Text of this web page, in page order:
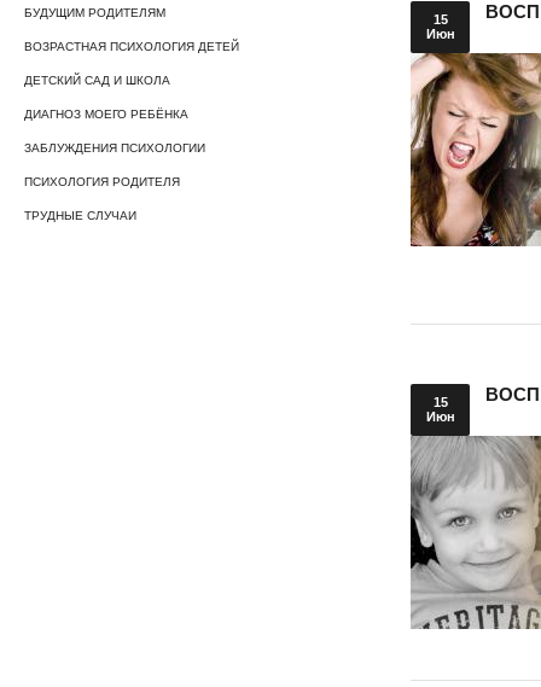
БУДУЩИМ РОДИТЕЛЯМ
ВОЗРАСТНАЯ ПСИХОЛОГИЯ ДЕТЕЙ
ДЕТСКИЙ САД И ШКОЛА
ДИАГНОЗ МОЕГО РЕБЁНКА
ЗАБЛУЖДЕНИЯ ПСИХОЛОГИИ
ПСИХОЛОГИЯ РОДИТЕЛЯ
ТРУДНЫЕ СЛУЧАИ
15
Июн
15
Июн